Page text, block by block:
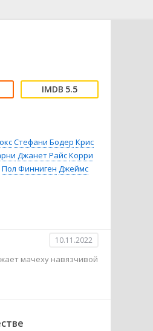
😱 Ужасы
🧝‍♂️ Фэнтези
5.5
Стефани Бодер Крис
Джанет РайсКорри
Пол Финниген Джеймс
10.11.2022
мачеху навязчивой